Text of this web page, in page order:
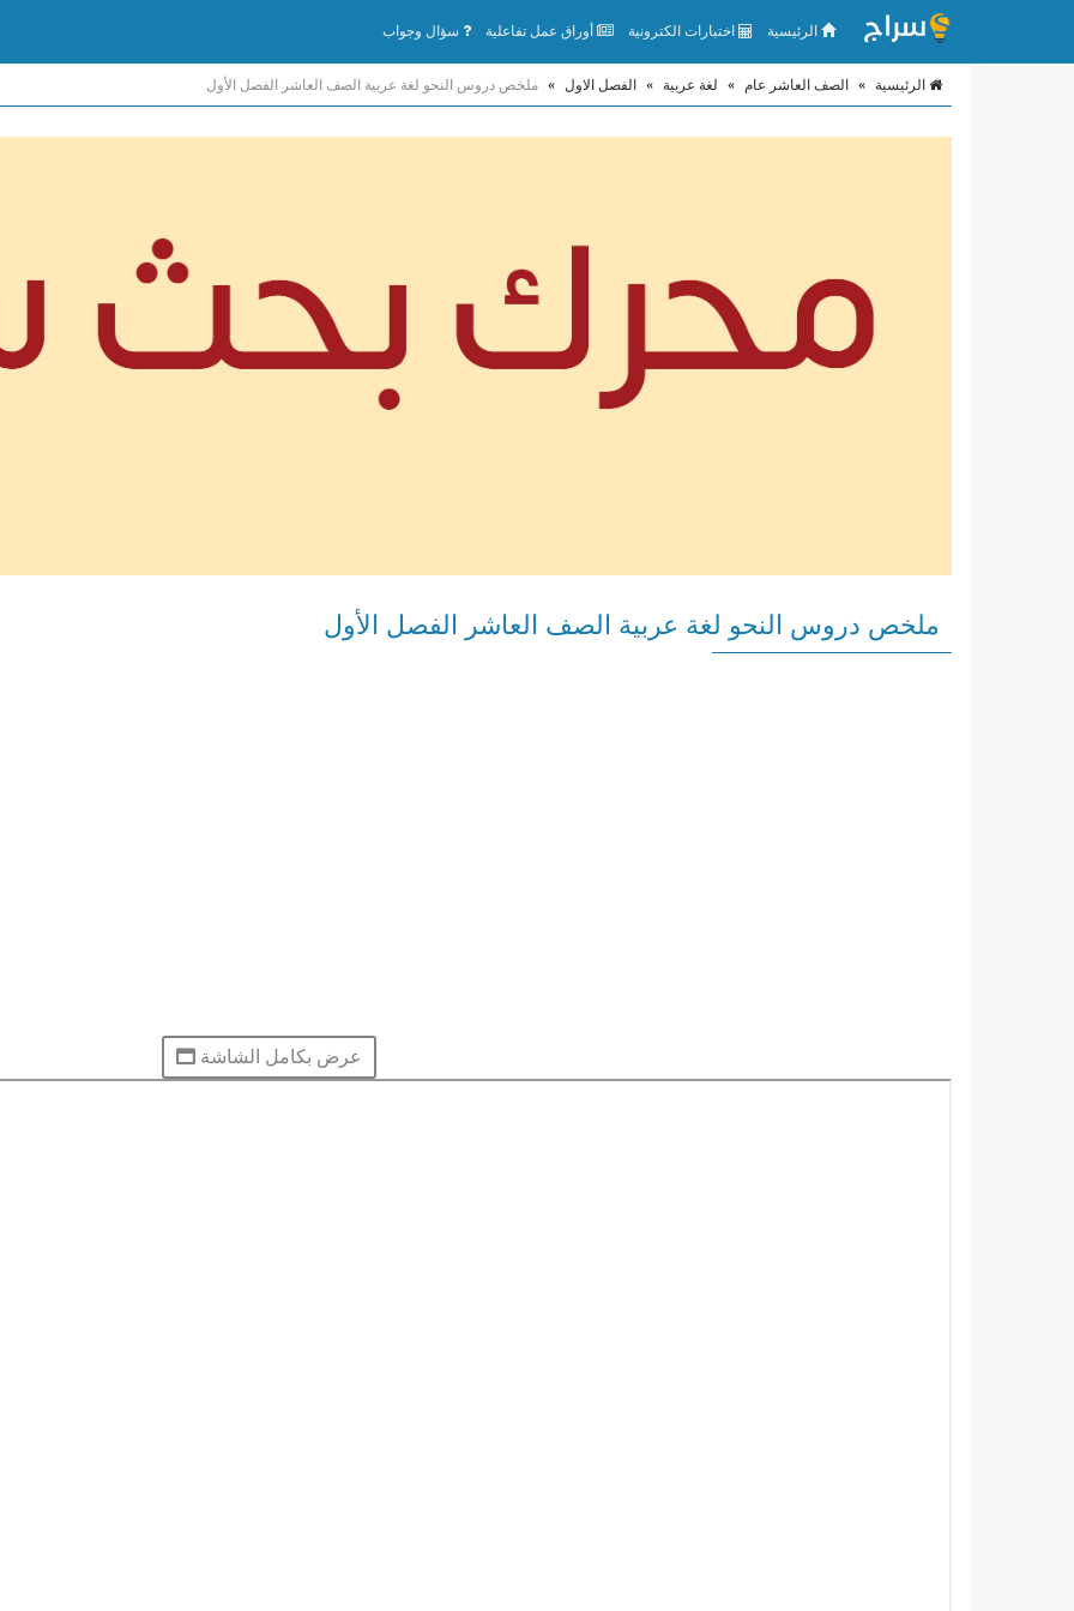
الرئيسية اختبارات الكترونية أوراق عمل تفاعلية سؤال وجواب
الرئيسية » الصف العاشر عام » لغة عربية » الفصل الاول » ملخص دروس النحو لغة عربية الصف العاشر الفصل الأول
ملخص دروس النحو لغة عربية الصف العاشر الفصل الأول
عرض بكامل الشاشة